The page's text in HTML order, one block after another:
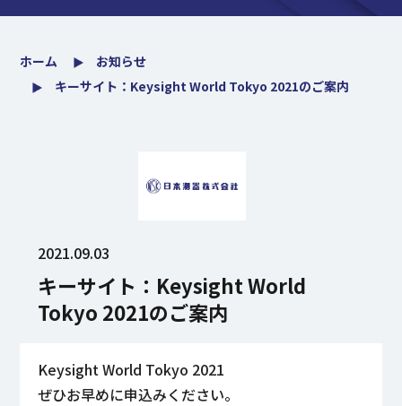
ホーム
お知らせ
キーサイト：Keysight World Tokyo 2021のご案内
2021.09.03
キーサイト：Keysight World
Tokyo 2021のご案内
Keysight World Tokyo 2021
ぜひお早めに申込みください。